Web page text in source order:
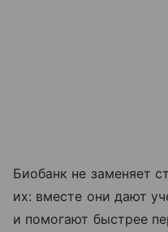
Биобанк не заменяет
их: вместе они дают
и помогают быстрее